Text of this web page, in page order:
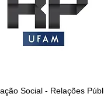
Social - Relações